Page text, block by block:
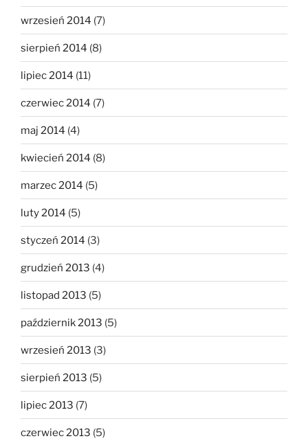
wrzesień 2014 (7)
sierpień 2014 (8)
lipiec 2014 (11)
czerwiec 2014 (7)
maj 2014 (4)
kwiecień 2014 (8)
marzec 2014 (5)
luty 2014 (5)
styczeń 2014 (3)
grudzień 2013 (4)
listopad 2013 (5)
październik 2013 (5)
wrzesień 2013 (3)
sierpień 2013 (5)
lipiec 2013 (7)
czerwiec 2013 (5)